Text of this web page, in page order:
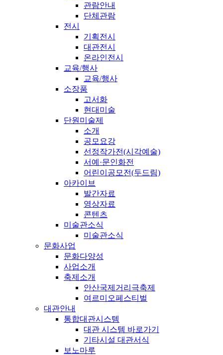
관람안내
단체관람
전시
기획전시
대관전시
온라인전시
교육/행사
교육/행사
소장품
고서화
현대미술
단원미술제
소개
공모요강
선정작가전(시각예술)
서예·문인화전
어린이공모전(두드림)
아카이브
발간자료
영상자료
콘텐츠
미술관소식
미술관소식
문화사업
문화다양성
사업소개
축제소개
안산국제거리극축제
여르미오페스티벌
대관안내
통합대관시스템
대관 시스템 바로가기
기타시설 대관서식
보노마루